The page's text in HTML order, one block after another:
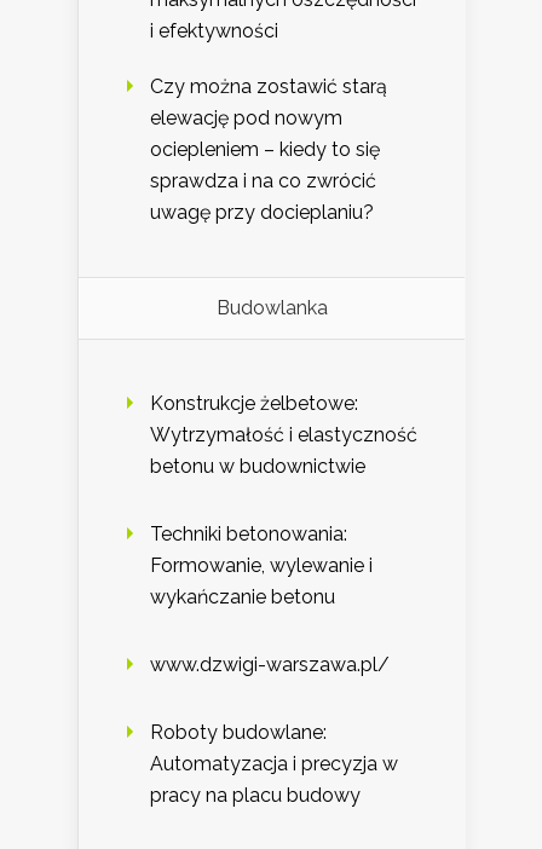
i efektywności
Czy można zostawić starą
elewację pod nowym
ociepleniem – kiedy to się
sprawdza i na co zwrócić
uwagę przy docieplaniu?
Budowlanka
Konstrukcje żelbetowe:
Wytrzymałość i elastyczność
betonu w budownictwie
Techniki betonowania:
Formowanie, wylewanie i
wykańczanie betonu
www.dzwigi-warszawa.pl/
Roboty budowlane:
Automatyzacja i precyzja w
pracy na placu budowy